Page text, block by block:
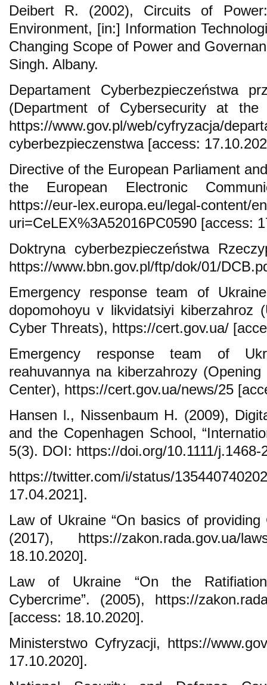
Deibert R. (2002), Circuits of
Environment, [in:] Information
Changing Scope of Power and
Singh. Albany.
Departament Cyberbezpieczeństwa
(Department of Cybersecurity at the
https://www.gov.pl/web/cyfryzacja/
cyberbezpieczenstwa [access:
Directive of the European Parliament
the European Electronic
https://eur-lex.europa.eu/legal-content/
uri=CeLEX%3A52016PC0590 [access:
Doktryna cyberbezpieczeństwa
https://www.bbn.gov.pl/ftp/dok/01/
Emergency response team of
dopomohoyu v likvidatsiyi kiberzahroz
Cyber Threats), https://cert.gov.ua/
Emergency response team of
reahuvannya na kiberzahrozy
Center), https://cert.gov.ua/news/25
Hansen l., Nissenbaum H. (2009),
and the Copenhagen School,
5(3). DOI: https://doi.org/10.1111/
https://twitter.com/i/status/
17.04.2021].
Law of Ukraine “On basics of
(2017), https://zakon.rada.gov.ua/
18.10.2020].
Law of Ukraine “On the
Cybercrime”. (2005), https://
[access: 18.10.2020].
Ministerstwo Cyfryzacji, https://
17.10.2020].